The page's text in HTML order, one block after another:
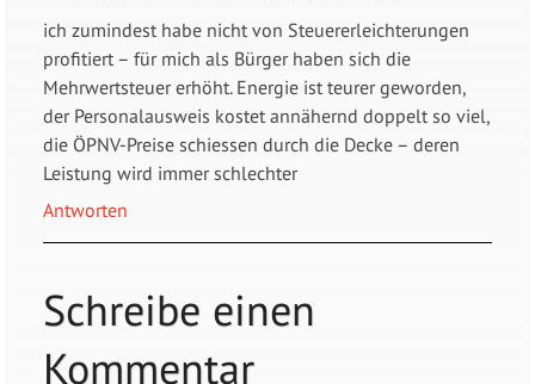
ich zumindest habe nicht von Steuererleichterungen
profitiert – für mich als Bürger haben sich die
Mehrwertsteuer erhöht. Energie ist teurer geworden,
der Personalausweis kostet annähernd doppelt so viel,
die ÖPNV-Preise schiessen durch die Decke – deren
Leistung wird immer schlechter
Antworten
Schreibe einen
Kommentar